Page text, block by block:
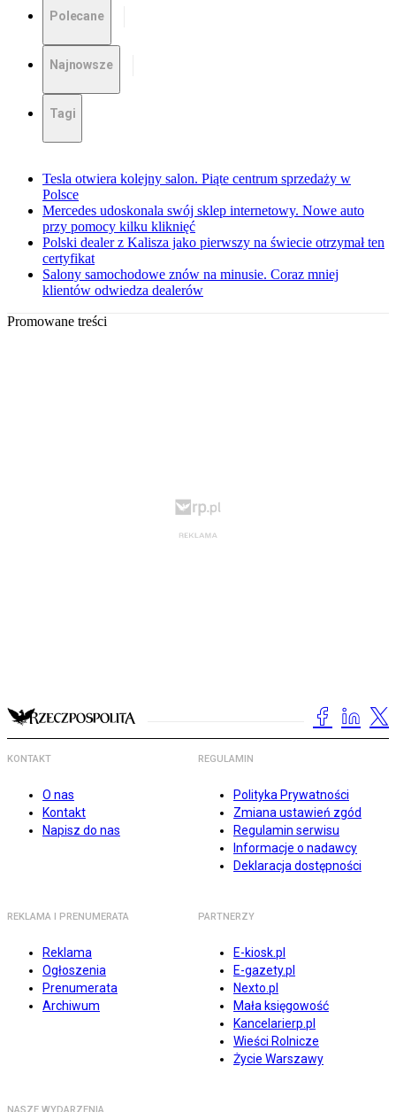
Polecane
Najnowsze
Tagi
Tesla otwiera kolejny salon. Piąte centrum sprzedaży w
Polsce
Mercedes udoskonala swój sklep internetowy. Nowe auto
przy pomocy kilku kliknięć
Polski dealer z Kalisza jako pierwszy na świecie otrzymał ten
certyfikat
Salony samochodowe znów na minusie. Coraz mniej
klientów odwiedza dealerów
Promowane treści
KONTAKT
O nas
Kontakt
Napisz do nas
REGULAMIN
Polityka Prywatności
Zmiana ustawień zgód
Regulamin serwisu
Informacje o nadawcy
Deklaracja dostępności
REKLAMA I PRENUMERATA
Reklama
Ogłoszenia
Prenumerata
Archiwum
PARTNERZY
E-kiosk.pl
E-gazety.pl
Nexto.pl
Mała księgowość
Kancelarierp.pl
Wieści Rolnicze
Życie Warszawy